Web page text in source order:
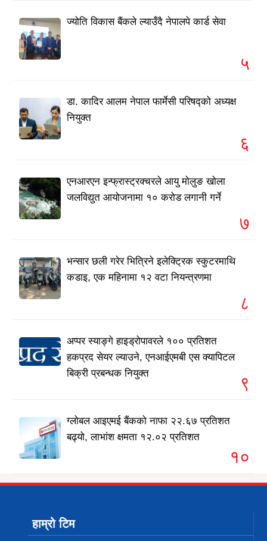
ज्योति विकास बैंकले ल्याउँदै नेपालपे कार्ड सेवा
५
डा. कादिर आलम नेपाल फार्मेसी परिषद्को अध्यक्ष
नियुक्त
६
एनआरएन इन्फ्रास्ट्रक्चरले आयु मोलुङ खोला
जलविद्युत आयोजनामा १० करोड लगानी गर्ने
७
भन्सार छली गरेर भित्रिने इलेक्ट्रिक स्कुटरमाथि
कडाइ, एक महिनामा १२ वटा नियन्त्रणमा
८
अप्पर स्याङ्गे हाइड्रोपावरले १०० प्रतिशत
हकप्रद सेयर ल्याउने, एनआईएमबी एस क्यापिटल
बिक्री प्रबन्धक नियुक्त
९
ग्लोबल आइएमई बैंकको नाफा २२.६७ प्रतिशत
बढ्यो, लाभांश क्षमता १२.०२ प्रतिशत
१०
हाम्रो टिम